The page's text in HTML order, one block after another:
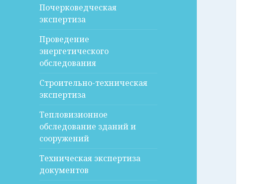
Почерковедческая
экспертиза
Проведение
энергетического
обследования
Строительно-техническая
экспертиза
Тепловизионное
обследование зданий и
сооружений
Техническая экспертиза
документов